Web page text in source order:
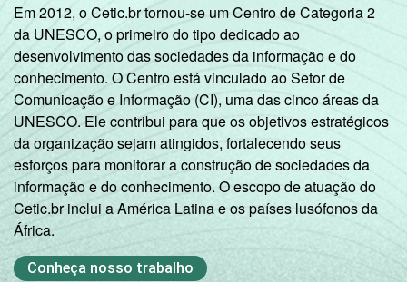
Em 2012, o Cetic.br tornou-se um Centro de Categoria 2
da UNESCO, o primeiro do tipo dedicado ao
desenvolvimento das sociedades da informação e do
conhecimento. O Centro está vinculado ao Setor de
Comunicação e Informação (CI), uma das cinco áreas da
UNESCO. Ele contribui para que os objetivos estratégicos
da organização sejam atingidos, fortalecendo seus
esforços para monitorar a construção de sociedades da
informação e do conhecimento. O escopo de atuação do
Cetic.br inclui a América Latina e os países lusófonos da
África.
Conheça nosso trabalho